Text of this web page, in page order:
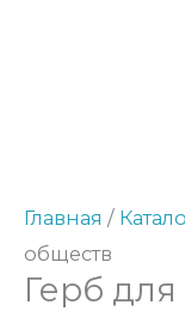
Главная /
обществ
Герб